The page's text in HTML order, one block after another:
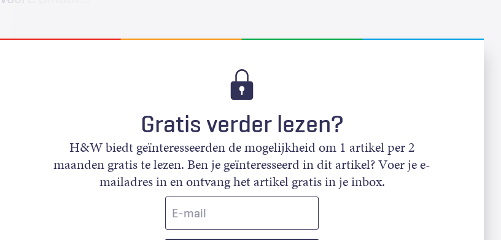
Gratis verder lezen?
H&W biedt geïnteresseerden de mogelijkheid om 1 artikel per 2
maanden gratis te lezen. Ben je geïnteresseerd in dit artikel? Voer je e-
mailadres in en ontvang het artikel gratis in je inbox.